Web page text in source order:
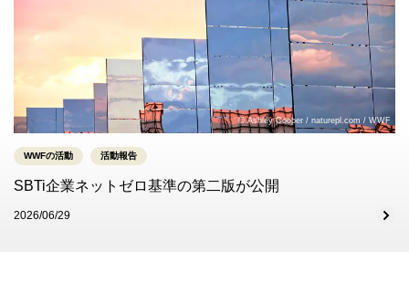
© Ashley Cooper / naturepl.com / WWF
WWFの活動 活動報告
SBTi企業ネットゼロ基準の第二版が公開
2026/06/29